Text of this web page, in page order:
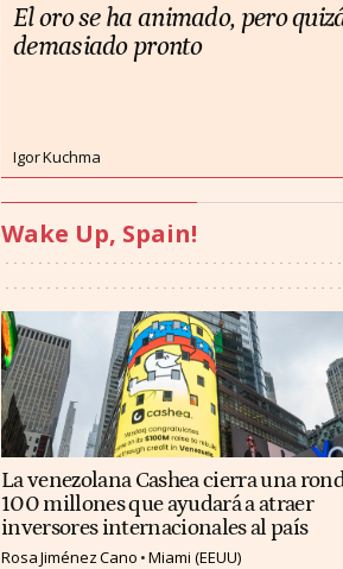
El oro se ha animado, pero
demasiado pronto
Igor Kuchma
Wake Up, Spain!
La venezolana Cashea cierra una
100 millones que ayudará a atraer
inversores internacionales al país
Rosa Jiménez Cano Miami (EEUU)